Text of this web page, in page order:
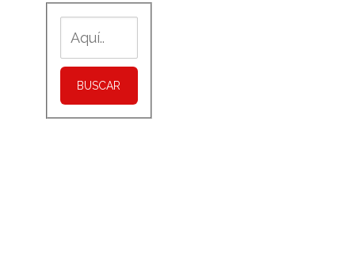
BUSCAR